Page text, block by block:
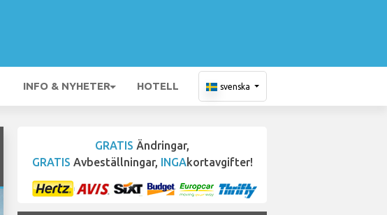
INFO & NYHETER HOTELL svenska
GRATIS Ändringar,
GRATIS Avbeställningar, INGAkortavgifter!